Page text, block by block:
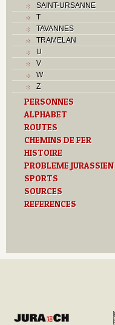
SAINT-URSANNE
T
TAVANNES
TRAMELAN
U
V
W
Z
PERSONNES
ALPHABET
ROUTES
CHEMINS DE FER
HISTOIRE
PROBLEME JURASSIEN
SPORTS
SOURCES
REFERENCES